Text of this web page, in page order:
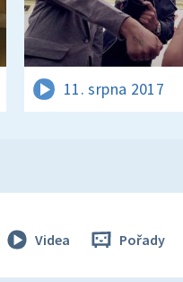
11. srpna 2017
Videa Pořady